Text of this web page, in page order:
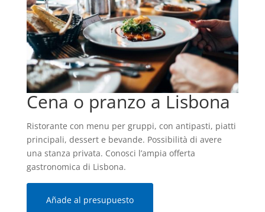
Cena o pranzo a Lisbona
Ristorante con menu per gruppi, con antipasti, piatti
principali, dessert e bevande. Possibilità di avere
una stanza privata. Conosci l’ampia offerta
gastronomica di Lisbona.
Añade al presupuesto